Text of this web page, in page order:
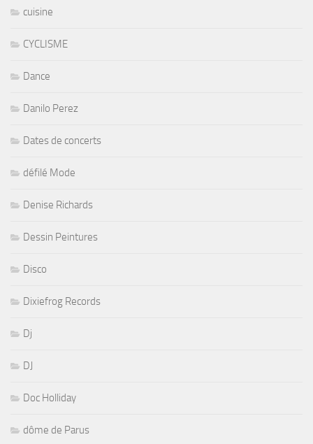
cuisine
CYCLISME
Dance
Danilo Perez
Dates de concerts
défilé Mode
Denise Richards
Dessin Peintures
Disco
Dixiefrog Records
Dj
DJ
Doc Holliday
dôme de Parus